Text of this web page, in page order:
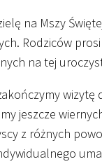
na Mszy
Rodziców
na tej
jeszcze
z różnych